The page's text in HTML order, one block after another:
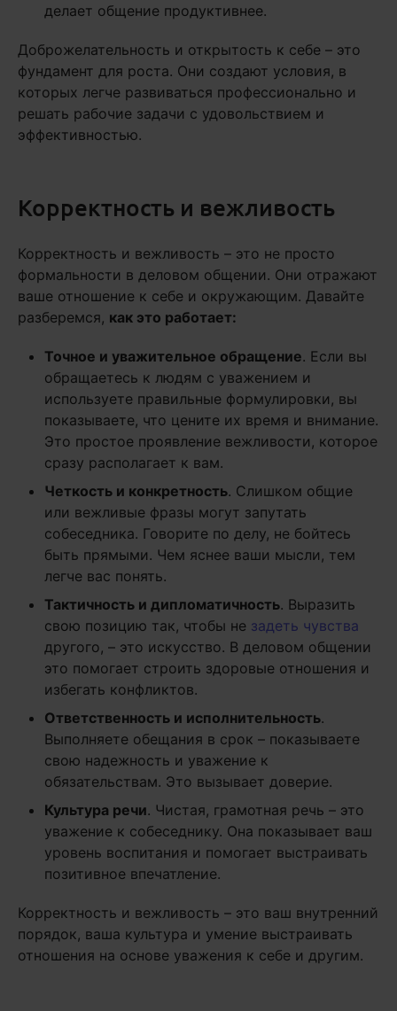
делает общение продуктивнее.
Доброжелательность и открытость к себе – это
фундамент для роста. Они создают условия, в
которых легче развиваться профессионально и
решать рабочие задачи с удовольствием и
эффективностью.
Корректность и вежливость
Корректность и вежливость – это не просто
формальности в деловом общении. Они отражают
ваше отношение к себе и окружающим. Давайте
разберемся, как это работает:
Точное и уважительное обращение. Если вы
обращаетесь к людям с уважением и
используете правильные формулировки, вы
показываете, что цените их время и внимание.
Это простое проявление вежливости, которое
сразу располагает к вам.
Четкость и конкретность. Слишком общие
или вежливые фразы могут запутать
собеседника. Говорите по делу, не бойтесь
быть прямыми. Чем яснее ваши мысли, тем
легче вас понять.
Тактичность и дипломатичность. Выразить
свою позицию так, чтобы не задеть чувства
другого, – это искусство. В деловом общении
это помогает строить здоровые отношения и
избегать конфликтов.
Ответственность и исполнительность.
Выполняете обещания в срок – показываете
свою надежность и уважение к
обязательствам. Это вызывает доверие.
Культура речи. Чистая, грамотная речь – это
уважение к собеседнику. Она показывает ваш
уровень воспитания и помогает выстраивать
позитивное впечатление.
Корректность и вежливость – это ваш внутренний
порядок, ваша культура и умение выстраивать
отношения на основе уважения к себе и другим.